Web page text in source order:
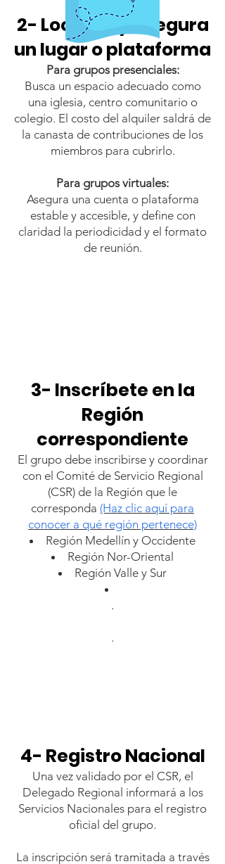
2- Localiza y asegura
un lugar o plataforma
Para grupos presenciales:
Busca un espacio adecuado como
una iglesia, centro comunitario o
colegio. El costo del alquiler saldrá de
la canasta de contribuciones de los
miembros para cubrirlo.
Para grupos virtuales:
Asegura una cuenta o plataforma
estable y accesible, y define con
claridad la periodicidad y el formato
de reunión.
3- Inscríbete en la
Región
correspondiente
El grupo debe inscribirse y coordinar
con el Comité de Servicio Regional
(CSR) de la Región que le
corresponda (Haz clic aquí para
conocer a qué región pertenece)
Región Medellín y Occidente
Región Nor-Oriental
Región Valle y Sur
.
.
4- Registro Nacional
Una vez validado por el CSR, el
Delegado Regional informará a los
Servicios Nacionales para el registro
oficial del grupo.
La inscripción será tramitada a través